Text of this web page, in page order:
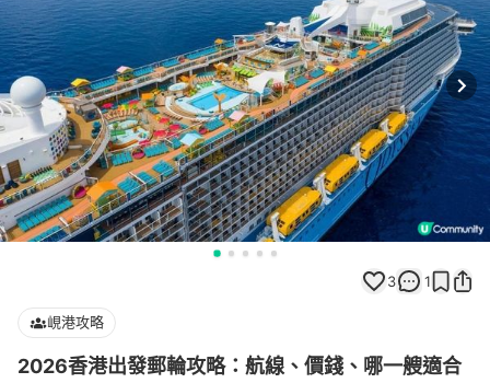
3 1
峴港攻略
2026香港出發郵輪攻略：航線、價錢、哪一艘適合